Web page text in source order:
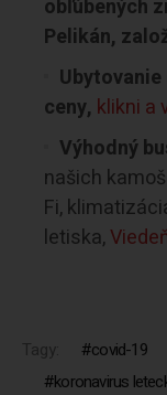
obľúbených
Pelikán,
ceny, klikni a
Výhodný
našich
Fi,
letiska,
Tagy: covid-19
koronavirus